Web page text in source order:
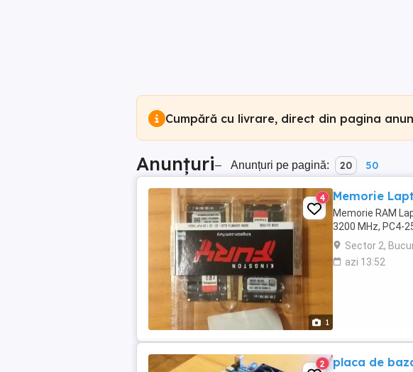
Cumpără cu livrare, direct din pagina
Anunțuri– Anunțuri pe pagină: 20 50
1
4 Memorie
Memorie RAM
3200 MHz, PC4-
Sector 2,
azi 13:52
2 placa de